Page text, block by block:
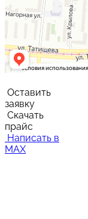
Оставить
заявку
Скачать
прайс
Написать в
MAX